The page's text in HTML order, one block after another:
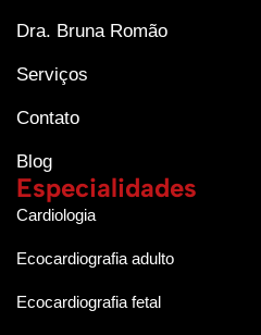
Dra. Bruna Romão
Serviços
Contato
Blog
Especialidades
Cardiologia
Ecocardiografia adulto
Ecocardiografia fetal